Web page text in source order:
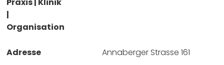
Praxis | Klinik
|
Organisation
Adresse Annaberger Strasse 161